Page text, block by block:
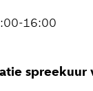
16:00
spreekuur